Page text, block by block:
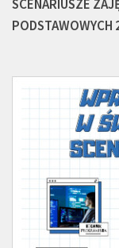
SCENARIUSZE